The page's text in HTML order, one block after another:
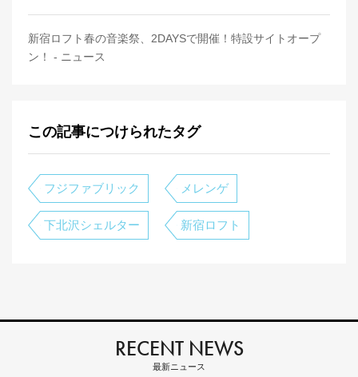
新宿ロフト春の音楽祭、2DAYSで開催！特設サイトオープ
ン！ - ニュース
この記事につけられたタグ
フジファブリック メレンゲ
下北沢シェルター 新宿ロフト
RECENT NEWS
最新ニュース